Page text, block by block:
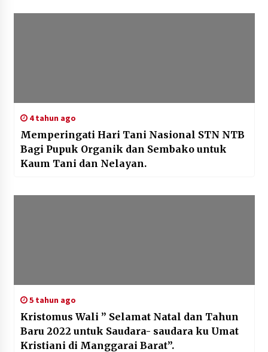
4 tahun ago
Memperingati Hari Tani Nasional STN NTB
Bagi Pupuk Organik dan Sembako untuk
Kaum Tani dan Nelayan.
5 tahun ago
Kristomus Wali ” Selamat Natal dan Tahun
Baru 2022 untuk Saudara- saudara ku Umat
Kristiani di Manggarai Barat”.